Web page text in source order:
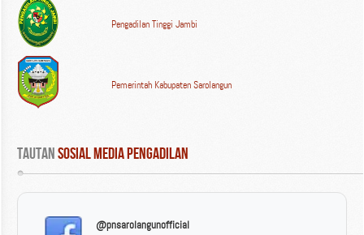
Pengadilan Tinggi Jambi
Pemerintah Kabupaten Sarolangun
Tautan Sosial Media Pengadilan
@pnsarolangunofficial